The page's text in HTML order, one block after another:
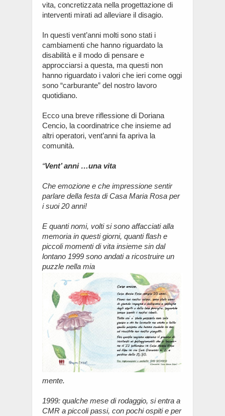
vita, concretizzata nella progettazione di
interventi mirati ad alleviare il disagio.
In questi vent’anni molti sono stati i
cambiamenti che hanno riguardato la
disabilità e il modo di pensare e
approcciarsi a questa, ma questi non
hanno riguardato i valori che ieri come oggi
sono “carburante” del nostro lavoro
quotidiano.
Ecco una breve riflessione di Doriana
Cencio, la coordinatrice che insieme ad
altri operatori, vent’anni fa apriva la
comunità.
“Vent’ anni …una vita
Che emozione e che impressione sentir
parlare della festa di Casa Maria Rosa per
i suoi 20 anni!
E quanti nomi, volti si sono affacciati alla
memoria in questi giorni, quanti flash e
piccoli momenti di vita insieme sin dal
lontano 1999 sono andati a ricostruire un
puzzle nella mia
mente.
1999: qualche mese di rodaggio, si entra a
CMR a piccoli passi, con pochi ospiti e per